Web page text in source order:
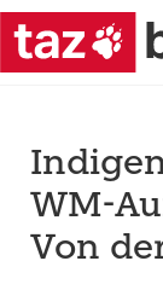
WM-
Von